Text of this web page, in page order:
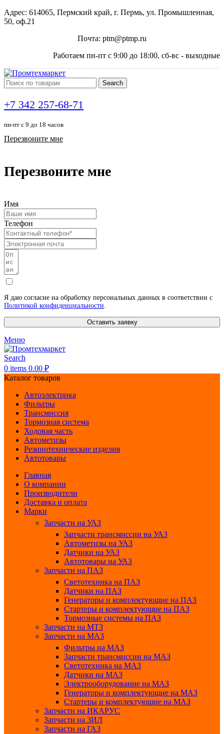
Адрес: 614065, Пермский край, г. Пермь, ул. Промышленная,
50, оф.21
Почта: ptm@ptmp.ru
Работаем пн-пт с 9:00 до 18:00, сб-вс - выходные
Search
+7 342 257-68-71
пн-пт с 9 до 18 часов
Перезвоните мне
Перезвоните мне
Имя
Телефон
Я даю согласие на обработку персональных данных в соответствии с
Политикой конфиденциальности.
Оставить заявку
Меню
Search
0 items 0.00 ₽
Каталог товаров
Автоэлектрика
Фильтры
Трансмиссия
Тормозная система
Ходовая часть
Автометизы
Резинотехнические изделия
Автотовары
Главная
О компании
Производители
Доставка и оплата
Марки
Запчасти на УАЗ
Запчасти трансмиссии на УАЗ
Автометизы на УАЗ
Датчики на УАЗ
Автотовары на УАЗ
Запчасти на ПАЗ
Светотехника на ПАЗ
Датчики на ПАЗ
Генераторы и комплектующие на ПАЗ
Стартеры и комплектующие на ПАЗ
Тормозные системы на ПАЗ
Запчасти на МТЗ
Запчасти на МАЗ
Фильтры на МАЗ
Запчасти трансмиссии на МАЗ
Светотехника на МАЗ
Датчики на МАЗ
Электрооборудование на МАЗ
Генераторы и комплектующие на МАЗ
Стартеры и комплектующие на МАЗ
Запчасти на ИКАРУС
Запчасти на ЗИЛ
Запчасти на ГАЗ